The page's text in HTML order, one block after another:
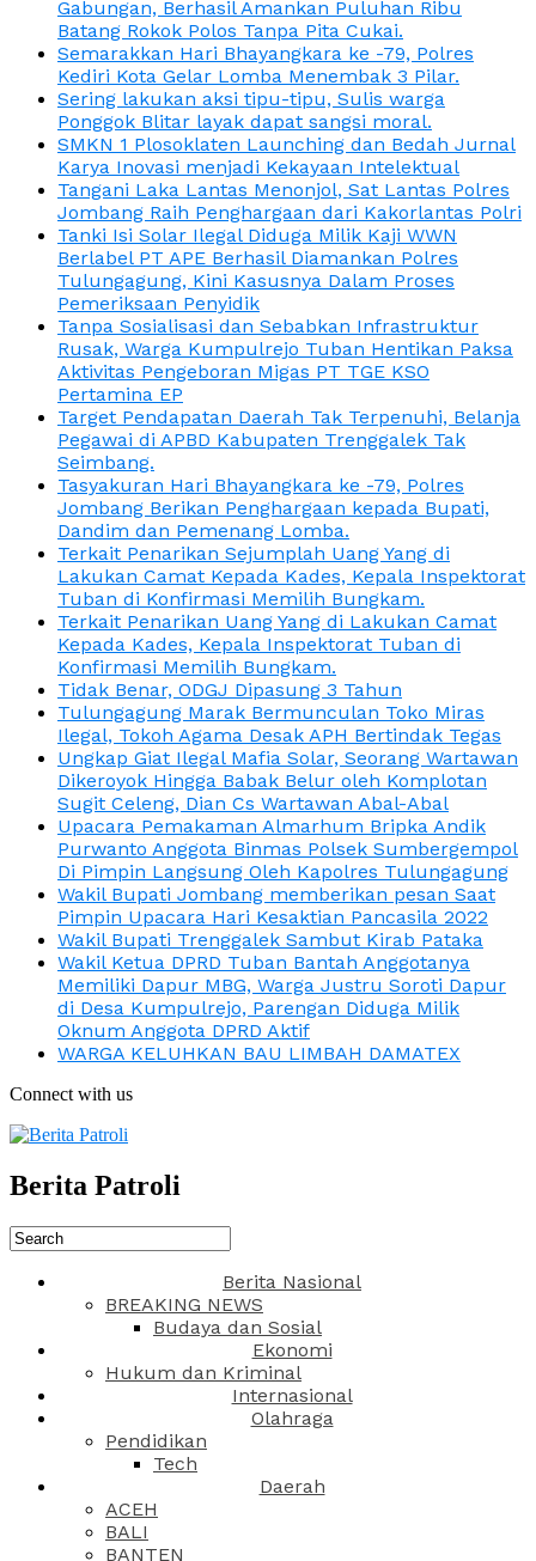
Gabungan, Berhasil Amankan Puluhan Ribu
Batang Rokok Polos Tanpa Pita Cukai.
Semarakkan Hari Bhayangkara ke -79, Polres
Kediri Kota Gelar Lomba Menembak 3 Pilar.
Sering lakukan aksi tipu-tipu, Sulis warga
Ponggok Blitar layak dapat sangsi moral.
SMKN 1 Plosoklaten Launching dan Bedah Jurnal
Karya Inovasi menjadi Kekayaan Intelektual
Tangani Laka Lantas Menonjol, Sat Lantas Polres
Jombang Raih Penghargaan dari Kakorlantas Polri
Tanki Isi Solar Ilegal Diduga Milik Kaji WWN
Berlabel PT APE Berhasil Diamankan Polres
Tulungagung, Kini Kasusnya Dalam Proses
Pemeriksaan Penyidik
Tanpa Sosialisasi dan Sebabkan Infrastruktur
Rusak, Warga Kumpulrejo Tuban Hentikan Paksa
Aktivitas Pengeboran Migas PT TGE KSO
Pertamina EP
Target Pendapatan Daerah Tak Terpenuhi, Belanja
Pegawai di APBD Kabupaten Trenggalek Tak
Seimbang.
Tasyakuran Hari Bhayangkara ke -79, Polres
Jombang Berikan Penghargaan kepada Bupati,
Dandim dan Pemenang Lomba.
Terkait Penarikan Sejumplah Uang Yang di
Lakukan Camat Kepada Kades, Kepala Inspektorat
Tuban di Konfirmasi Memilih Bungkam.
Terkait Penarikan Uang Yang di Lakukan Camat
Kepada Kades, Kepala Inspektorat Tuban di
Konfirmasi Memilih Bungkam.
Tidak Benar, ODGJ Dipasung 3 Tahun
Tulungagung Marak Bermunculan Toko Miras
Ilegal, Tokoh Agama Desak APH Bertindak Tegas
Ungkap Giat Ilegal Mafia Solar, Seorang Wartawan
Dikeroyok Hingga Babak Belur oleh Komplotan
Sugit Celeng, Dian Cs Wartawan Abal-Abal
Upacara Pemakaman Almarhum Bripka Andik
Purwanto Anggota Binmas Polsek Sumbergempol
Di Pimpin Langsung Oleh Kapolres Tulungagung
Wakil Bupati Jombang memberikan pesan Saat
Pimpin Upacara Hari Kesaktian Pancasila 2022
Wakil Bupati Trenggalek Sambut Kirab Pataka
Wakil Ketua DPRD Tuban Bantah Anggotanya
Memiliki Dapur MBG, Warga Justru Soroti Dapur
di Desa Kumpulrejo, Parengan Diduga Milik
Oknum Anggota DPRD Aktif
WARGA KELUHKAN BAU LIMBAH DAMATEX
Connect with us
Berita Patroli
Berita Nasional
BREAKING NEWS
Budaya dan Sosial
Ekonomi
Hukum dan Kriminal
Internasional
Olahraga
Pendidikan
Tech
Daerah
ACEH
BALI
BANTEN